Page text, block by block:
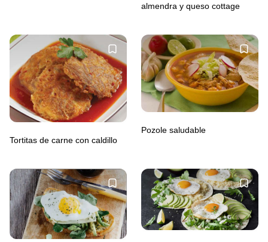
almendra y queso cottage
Tortitas de carne con caldillo
Pozole saludable